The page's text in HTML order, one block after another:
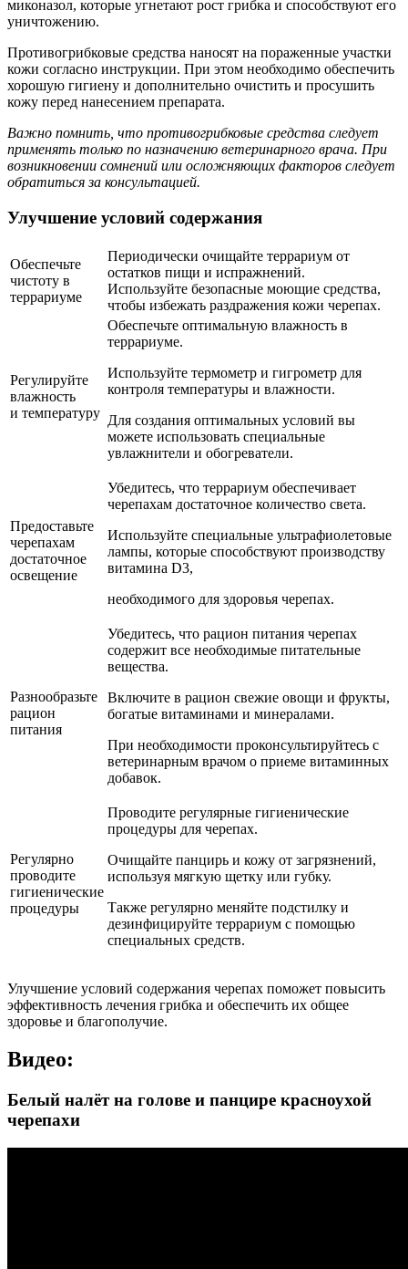
миконазол, которые угнетают рост грибка и способствуют его
уничтожению.
Противогрибковые средства наносят на пораженные участки
кожи согласно инструкции. При этом необходимо обеспечить
хорошую гигиену и дополнительно очистить и просушить
кожу перед нанесением препарата.
Важно помнить, что противогрибковые средства следует
применять только по назначению ветеринарного врача. При
возникновении сомнений или осложняющих факторов следует
обратиться за консультацией.
Улучшение условий содержания
Обеспечьте
чистоту в
террариуме
Периодически очищайте террариум от
остатков пищи и испражнений.
Используйте безопасные моющие средства,
чтобы избежать раздражения кожи черепах.
Регулируйте
влажность
и температуру
Обеспечьте оптимальную влажность в
террариуме.
Используйте термометр и гигрометр для
контроля температуры и влажности.
Для создания оптимальных условий вы
можете использовать специальные
увлажнители и обогреватели.
Предоставьте
черепахам
достаточное
освещение
Убедитесь, что террариум обеспечивает
черепахам достаточное количество света.
Используйте специальные ультрафиолетовые
лампы, которые способствуют производству
витамина D3,
необходимого для здоровья черепах.
Разнообразьте
рацион
питания
Убедитесь, что рацион питания черепах
содержит все необходимые питательные
вещества.
Включите в рацион свежие овощи и фрукты,
богатые витаминами и минералами.
При необходимости проконсультируйтесь с
ветеринарным врачом о приеме витаминных
добавок.
Регулярно
проводите
гигиенические
процедуры
Проводите регулярные гигиенические
процедуры для черепах.
Очищайте панцирь и кожу от загрязнений,
используя мягкую щетку или губку.
Также регулярно меняйте подстилку и
дезинфицируйте террариум с помощью
специальных средств.
Улучшение условий содержания черепах поможет повысить
эффективность лечения грибка и обеспечить их общее
здоровье и благополучие.
Видео:
Белый налёт на голове и панцире красноухой
черепахи